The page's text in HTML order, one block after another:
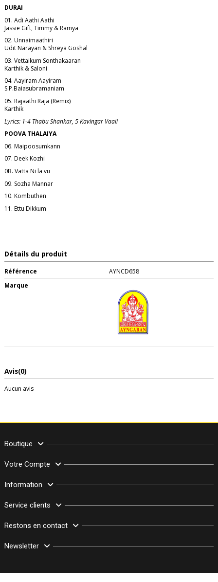
DURAI
01. Adi Aathi Aathi
Jassie Gift, Timmy & Ramya
02. Unnaimaathiri
Udit Narayan & Shreya Goshal
03. Vettaikum Sonthakaaran
Karthik & Saloni
04. Aayiram Aayiram
S.P.Baiasubramaniam
05. Rajaathi Raja (Remix)
Karthik
Lyrics: 1-4 Thabu Shankar, 5 Kavingar Vaali
POOVA THALAIYA
06. Maipoosumkann
07. Deek Kozhi
0B. Vatta Ni la vu
09. Sozha Mannar
10. Kombuthen
11. Ettu Dikkum
Détails du produit
Référence
AYNCD658
Marque
Avis(0)
Aucun avis
Boutique
Votre Compte
Information
Service clients
Restons en contact
Newsletter